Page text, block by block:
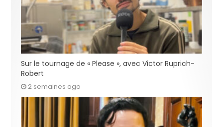
Sur le tournage de « Please », avec Victor Ruprich-
Robert
2 semaines ago